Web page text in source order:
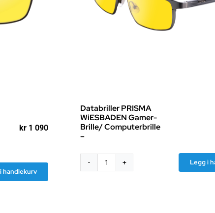
kr1 090
handlekurv
Databriller PRISMA
WiESBADEN Gamer-
Brille/ Computerbrille
–
Databriller
Legg i